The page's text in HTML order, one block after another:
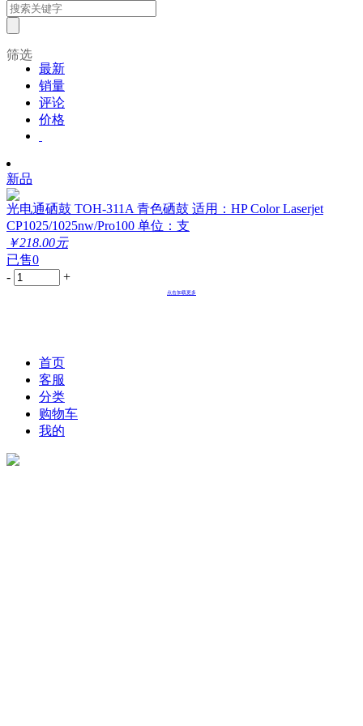
筛选
最新
销量
评论
价格
新品
光电通硒鼓 TOH-311A 青色硒鼓 适用：HP Color Laserjet
CP1025/1025nw/Pro100 单位：支
￥218.00元
已售0
-
+
点击加载更多
首页
客服
分类
购物车
我的